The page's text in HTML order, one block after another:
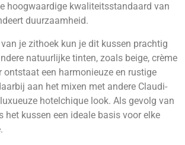
hoogwaardige kwaliteitsstandaard van
duurzaamheid.
je zithoek kun je dit kussen prachtig
natuurlijke tinten, zoals beige, crème
ontstaat een harmonieuze en rustige
aan het mixen met andere Claudi­
hotel­chique look. Als gevolg van
het kussen een ideale basis voor elke